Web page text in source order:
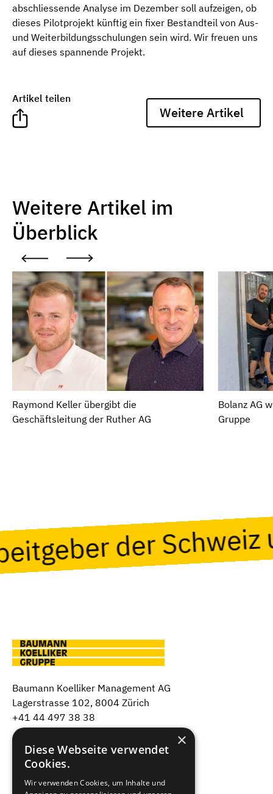
abschliessende Analyse im Dezember soll aufzeigen, ob
dieses Pilotprojekt künftig ein fixer Bestandteil von Aus-
und Weiterbildungsschulungen sein wird. Wir freuen uns
auf dieses spannende Projekt.
Artikel teilen
Weitere Artikel
Weitere Artikel im
Überblick
Raymond Keller übergibt die
Geschäftsleitung der Ruther AG
Bolanz AG
Gruppe
der
Baumann Koelliker Management AG
Lagerstrasse 102, 8004 Zürich
+41 44 497 38 38
Über uns
Unsere Firmen
×
Diese Webseite verwendet
Cookies.
Wir verwenden Cookies, um Inhalte und